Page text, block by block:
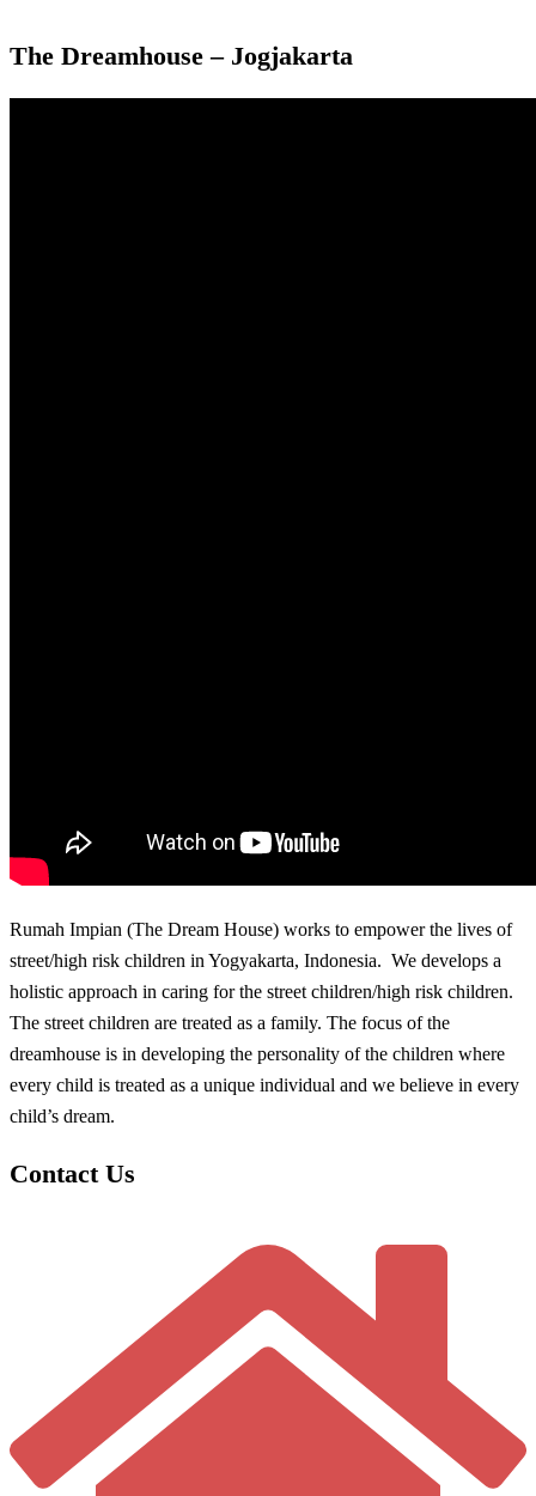
The Dreamhouse – Jogjakarta
Rumah Impian (The Dream House) works to empower the lives of
street/high risk children in Yogyakarta, Indonesia. We develops a
holistic approach in caring for the street children/high risk children.
The street children are treated as a family. The focus of the
dreamhouse is in developing the personality of the children where
every child is treated as a unique individual and we believe in every
child’s dream.
Contact Us